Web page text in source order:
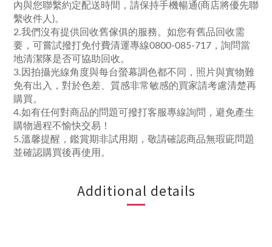
內與您聯繫約定配送時間，請保持手機暢通(商店將優先聯
繫收件人)。
2.我們沒有提供回收舊傢俱的服務。如您有舊品回收需
要，可嘗試撥打免付費清運專線0800-085-717，詢問當
地清潔隊是否可協助回收。
3.因拍攝光線角度與每台螢幕調色都不同，照片與實物難
免有出入，對於色差、質感非常敏感的買家請考慮清楚再
購買。
4.如有任何對商品的問題可撥打客服專線詢問，避免產生
購物過程不愉快交易！
5.溫馨提醒，鑑賞期非試用期，敬請確認商品無瑕庛問題
並確認購買後再使用。
Additional details